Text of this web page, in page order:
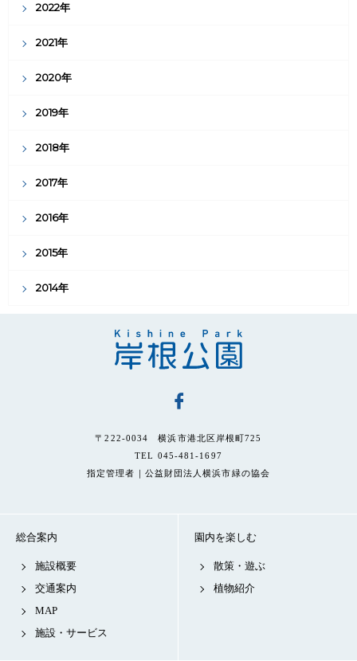
2022年
2021年
2020年
2019年
2018年
2017年
2016年
2015年
2014年
〒222-0034 横浜市港北区岸根町725
TEL 045-481-1697
指定管理者｜公益財団法人横浜市緑の協会
総合案内
施設概要
交通案内
MAP
施設・サービス
園内を楽しむ
散策・遊ぶ
植物紹介